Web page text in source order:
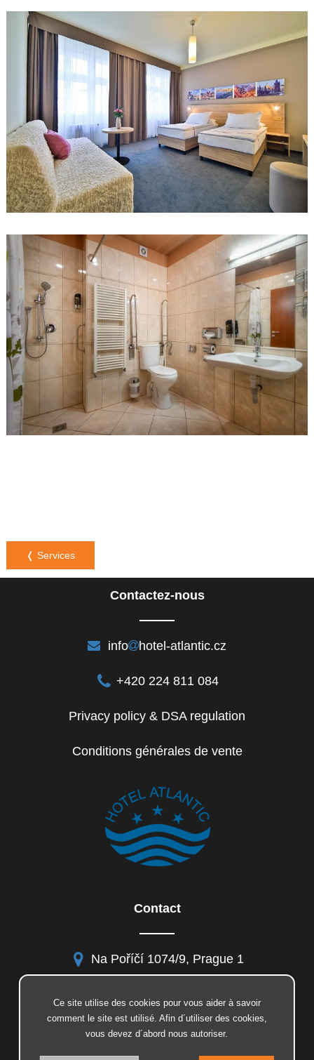
❬ Services
Contactez-nous
info hotel-atlantic.cz
+420 224 811 084
Privacy policy & DSA regulation
Conditions générales de vente
Contact
Na Poříčí 1074/9, Prague 1
facebook
Ce site utilise des cookies pour vous aider à savoir
comment le site est utilisé. Afin d´utiliser des cookies,
vous devez d´abord nous autoriser.